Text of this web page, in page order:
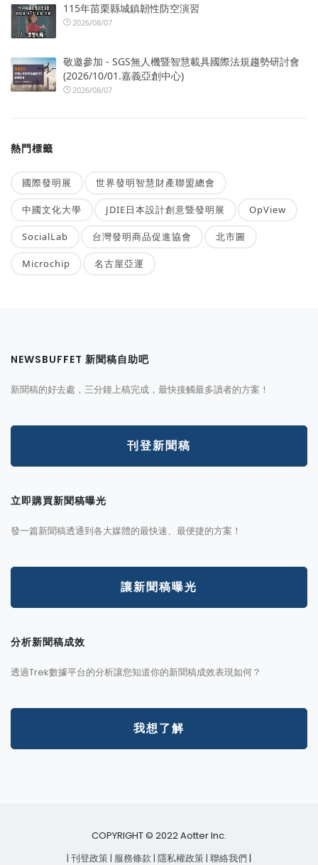
115年苗栗縣城鎮韌性防空演習
2026/08/07
敬邀參加 - SGS無人機暨智慧載具國際法規趨勢研討會
(2026/10/01.嘉義亞創中心)
2026/08/07
熱門標籤
國際發明展 世界發明智慧財產聯盟總會
中國文化大學 JDIE日本設計創意暨發明展 OpView
SocialLab 台灣發明商品促進協會 北市圖
Microchip 名古屋亞運
NEWSBUFFET 新聞稿自助吧
新聞稿的好去處，三分鐘上稿完成，最快接觸最多讀者的方案！
刊登新聞稿
立即購買新聞稿曝光
發一篇新聞稿透通到各大媒體的最快速、最便捷的方案！
讓新聞稿曝光
分析新聞稿成效
透過Trek數據平台的分析讓您知道你的新聞稿成效表現如何？
我想了解
COPYRIGHT © 2022 Aotter Inc.
| 刊登政策| 服務條款 | 隱私權政策| 聯絡我們 |